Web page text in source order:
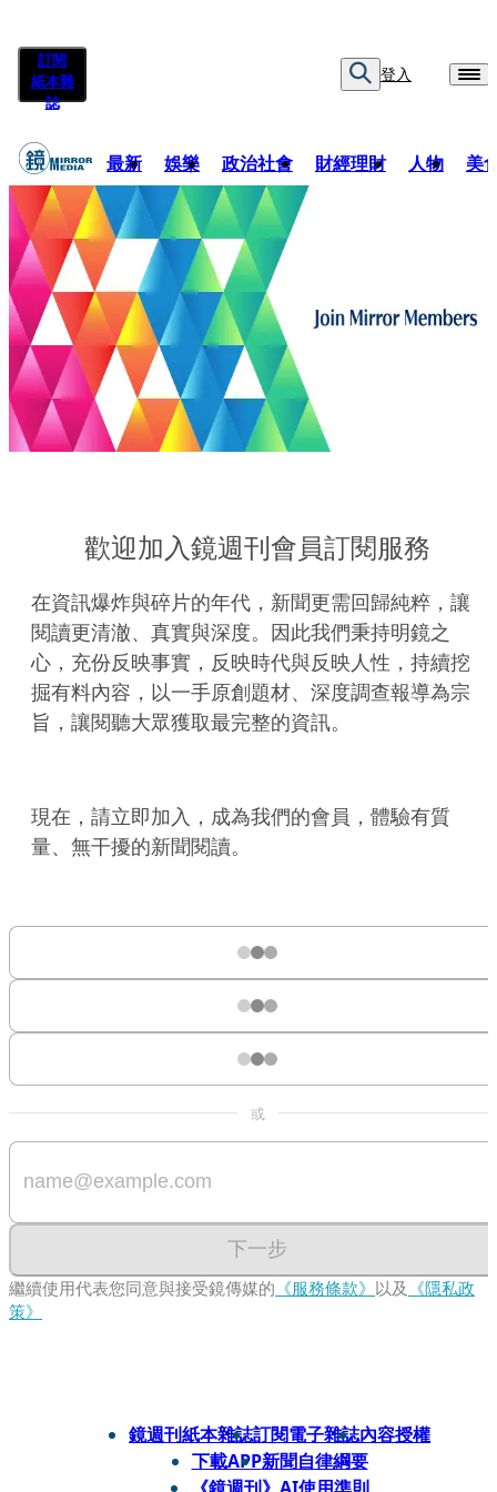
訂閱
紙本雜
誌
登入
最新 娛樂 政治社會 財經理財 人物 美
歡迎加入鏡週刊會員訂閱服務
在資訊爆炸與碎片的年代，新聞更需回歸純粹，讓
閱讀更清澈、真實與深度。因此我們秉持明鏡之
心，充份反映事實，反映時代與反映人性，持續挖
掘有料內容，以一手原創題材、深度調查報導為宗
旨，讓閱聽大眾獲取最完整的資訊。
現在，請立即加入，成為我們的會員，體驗有質
量、無干擾的新聞閱讀。
或
下一步
繼續使用代表您同意與接受鏡傳媒的 《服務條款》 以及 《隱私政
策》
鏡週刊紙本雜誌訂閱電子雜誌內容授權
下載APP新聞自律綱要